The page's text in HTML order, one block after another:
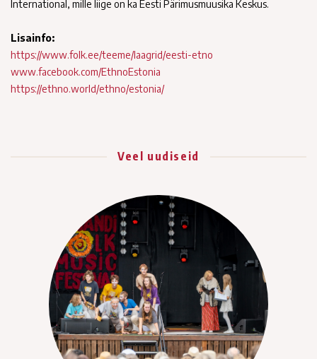
International, mille liige on ka Eesti Pärimusmuusika Keskus.
Lisainfo:
https://www.folk.ee/teeme/laagrid/eesti-etno
www.facebook.com/EthnoEstonia
https://ethno.world/ethno/estonia/
Veel uudiseid